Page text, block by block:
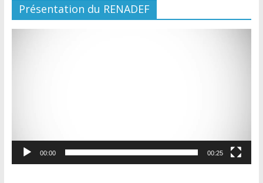
Présentation du RENADEF
00:00 00:25